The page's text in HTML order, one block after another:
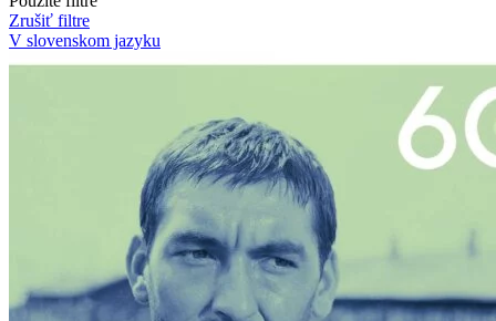
Zrušiť filtre
V slovenskom jazyku